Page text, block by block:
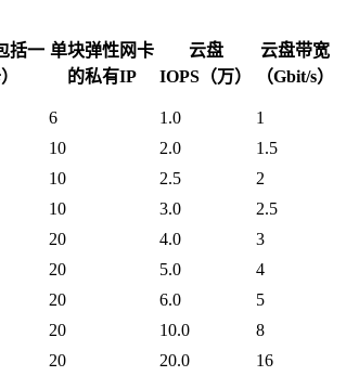
括一 单块弹性网卡
的私有IP
云盘
IOPS（万）
云盘带宽
（Gbit/s）
6 1.0
1
10 2.0
1.5
10 2.5
2
10 3.0
2.5
20 4.0
3
20 5.0
4
20 6.0
5
20 10.0
8
20 20.0 16